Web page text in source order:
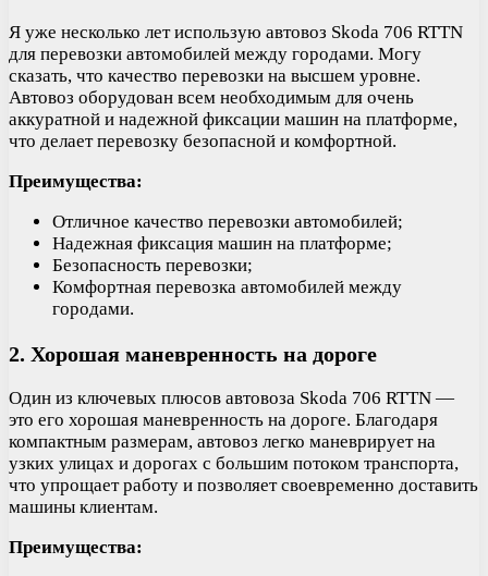
Я уже несколько лет использую автовоз Skoda 706 RTTN
для перевозки автомобилей между городами. Могу
сказать, что качество перевозки на высшем уровне.
Автовоз оборудован всем необходимым для очень
аккуратной и надежной фиксации машин на платформе,
что делает перевозку безопасной и комфортной.
Преимущества:
Отличное качество перевозки автомобилей;
Надежная фиксация машин на платформе;
Безопасность перевозки;
Комфортная перевозка автомобилей между
городами.
2. Хорошая маневренность на дороге
Один из ключевых плюсов автовоза Skoda 706 RTTN —
это его хорошая маневренность на дороге. Благодаря
компактным размерам, автовоз легко маневрирует на
узких улицах и дорогах с большим потоком транспорта,
что упрощает работу и позволяет своевременно доставить
машины клиентам.
Преимущества: